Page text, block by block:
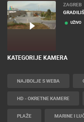
ZAGREB
UŽIVO
KATEGORIJE KAMERA
NAJBOLJE S WEBA
HD - OKRETNE KAMERE
PLAŽE MARINE I